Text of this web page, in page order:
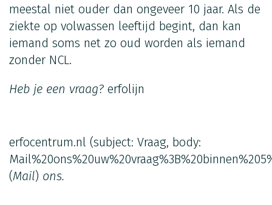
meestal niet ouder dan ongeveer 10 jaar. Als de
ziekte op volwassen leeftijd begint, dan kan
iemand soms net zo oud worden als iemand
zonder NCL.
Heb je een vraag? erfolijn
erfocentrum.nl (subject: Vraag, body:
(Mail) ons.